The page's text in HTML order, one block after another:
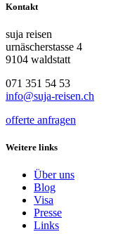
Kontakt
suja reisen
urnäscherstasse 4
9104 waldstatt
071 351 54 53
info@suja-reisen.ch
offerte anfragen
Weitere links
Über uns
Blog
Visa
Presse
Links